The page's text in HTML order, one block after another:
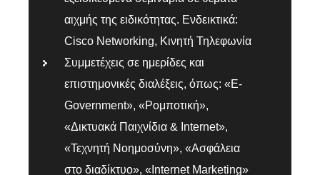
αιχμής της ειδικότητας. Ενδεικτικά:
Cisco Networking, Κινητή Τηλεφωνία
Συμμετέχεις σε ημερίδες και
επιστημονικές διαλέξεις, όπως: «E-
Government», «Ρομποτική»,
«Δικτυακά Παιχνίδια & Internet»,
«Τεχνητή Νοημοσύνη», «Ασφάλεια
στο διαδίκτυο», «Internet Marketing»